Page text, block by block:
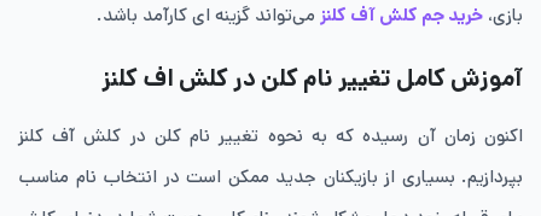
بازی، خرید جم کلش آف کلنز می‌تواند گزینه ای کارآمد باشد.
آموزش کامل تغییر نام کلن در کلش اف کلنز
اکنون زمان آن رسیده که به نحوه تغییر نام کلن در کلش آف کلنز
بپردازیم. بسیاری از بازیکنان جدید ممکن است در انتخاب نام مناسب